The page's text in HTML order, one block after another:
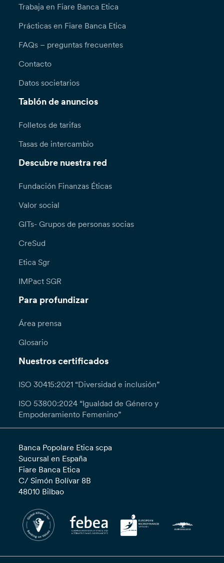
Trabaja en Fiare Banca Etica
Prácticas en Fiare Banca Etica
FAQs – preguntas frecuentes
Contacto
Datos societarios
Tablón de anuncios
Folletos de tarifas
Tasas de intercambio
Descubre nuestra red
Fundación Finanzas Éticas
Valor social
GITs- Grupos de personas socias
CreSud
Etica Sgr
IMPact SGR
Para profundizar
Área prensa
Glosario
Nuestros certificados
ISO 30415:2021 “Diversidad e inclusión”
ISO 53800:2024 “Igualdad de Género y
Empoderamiento Femenino”
Banca Popolare Etica scpa
Sucursal en España
Fiare Banca Etica
C/ Simón Bolívar 8B
48010 Bilbao